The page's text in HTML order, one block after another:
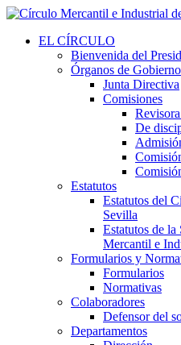
EL CÍRCULO
Bienvenida del
Órganos de Gobierno
Junta Directiva
Comisiones
De
Estatutos
Estatutos del
Sevilla
Estatutos de
Mercantil e
Formularios y
Formularios
Normativas
Colaboradores
Defensor del
Departamentos